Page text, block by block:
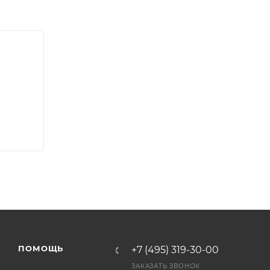
ПОМОЩЬ +7 (495) 319-30-00
ЗАКАЗАТЬ ЗВОНОК